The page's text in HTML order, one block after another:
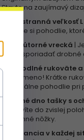
Stavte na zaujímavý
✔ Priestranná veľkosť L
Vyberte si pohodlie,
✔ 2 vnútorné vrecká |
vám usporiadať drobné
✔ Pohodlné rukoväte
cez rameno! Krátke
maximálne pohodlie pri
✔ Pevné dno tašky s
postavíte do zvislej
ochranné nôžky.
✔ Elegancia v každej